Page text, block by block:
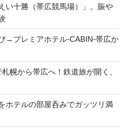
い十勝（帯広競馬場）」。賑や
→プレミアホテル-CABIN-帯広か
幌から帯広へ！鉄道旅が開く、
ホテルの部屋呑みでガッツリ満